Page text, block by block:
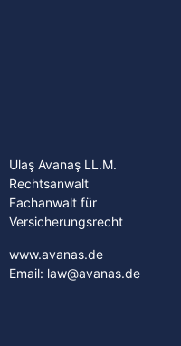
Ulaş Avanaş LL.M.
Rechtsanwalt
Fachanwalt für
Versicherungsrecht
www.avanas.de
Email: law@avanas.de